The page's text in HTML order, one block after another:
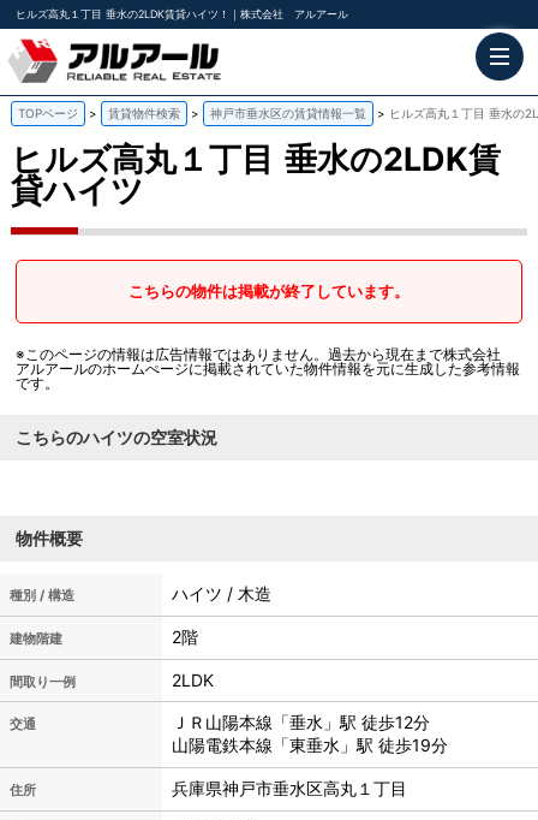
ヒルズ高丸１丁目 垂水の2LDK賃貸ハイツ！｜株式会社 アルアール
TOPページ 賃貸物件検索 神戸市垂水区の賃貸情報一覧 ヒルズ高丸１丁目 垂水の
ヒルズ高丸１丁目 垂水の2LDK賃
貸ハイツ
こちらの物件は掲載が終了しています。
※このページの情報は広告情報ではありません。過去から現在まで株式会社
アルアールのホームぺージに掲載されていた物件情報を元に生成した参考情報
です。
こちらのハイツの空室状況
物件概要
種別 / 構造 ハイツ / 木造
建物階建 2階
間取り一例 2LDK
交通
ＪＲ山陽本線「垂水」駅 徒歩12分
山陽電鉄本線「東垂水」駅 徒歩19分
住所 兵庫県神戸市垂水区高丸１丁目